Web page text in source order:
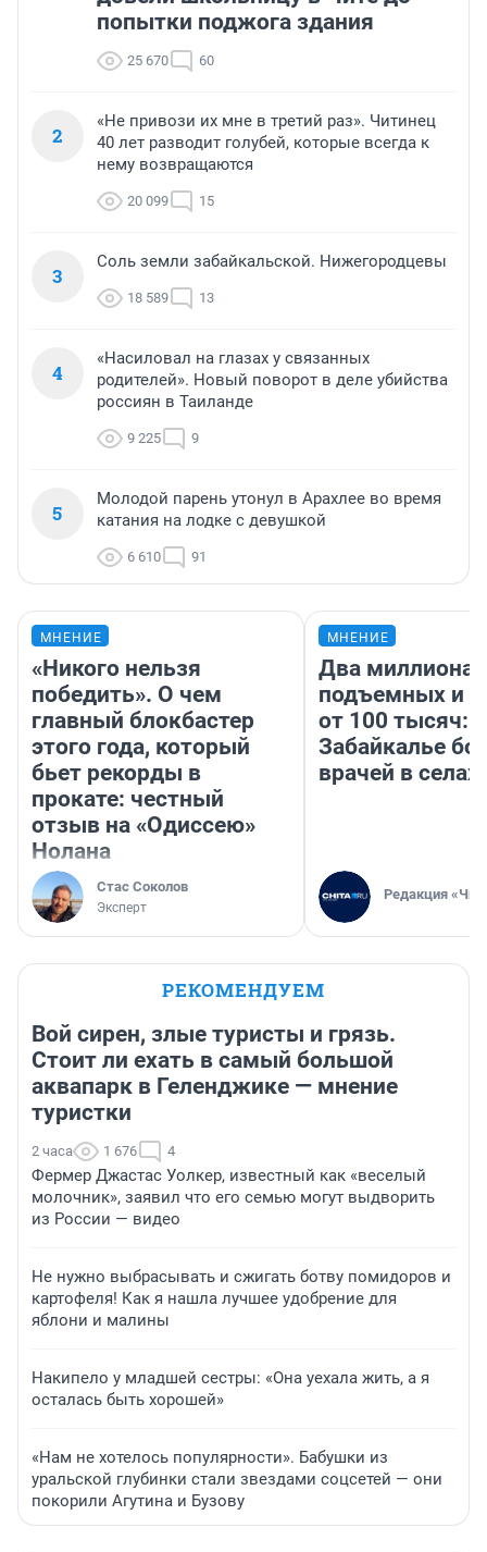
попытки поджога здания
25 670 60
2
«Не привози их мне в третий раз». Читинец
40 лет разводит голубей, которые всегда к
нему возвращаются
20 099 15
3
Соль земли забайкальской. Нижегородцевы
18 589 13
4
«Насиловал на глазах у связанных
родителей». Новый поворот в деле убийства
россиян в Таиланде
9 225 9
5
Молодой парень утонул в Арахлее во время
катания на лодке с девушкой
6 610 91
МНЕНИЕ
«Никого нельзя
победить». О чем
главный блокбастер
этого года, который
бьет рекорды в
прокате: честный
отзыв на «Одиссею»
Нолана
Стас Соколов
Эксперт
МНЕНИЕ
Два миллиона
подъемных и
от 100 тысяч:
Забайкалье
врачей в селах
Редакция
РЕКОМЕНДУЕМ
Вой сирен, злые туристы и грязь.
Стоит ли ехать в самый большой
аквапарк в Геленджике — мнение
туристки
2 часа 1 676 4
Фермер Джастас Уолкер, известный как «веселый
молочник», заявил что его семью могут выдворить
из России — видео
Не нужно выбрасывать и сжигать ботву помидоров и
картофеля! Как я нашла лучшее удобрение для
яблони и малины
Накипело у младшей сестры: «Она уехала жить, а я
осталась быть хорошей»
«Нам не хотелось популярности». Бабушки из
уральской глубинки стали звездами соцсетей — они
покорили Агутина и Бузову